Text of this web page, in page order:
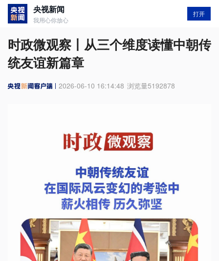
央视新闻
我用心你放心
打开
时政微观察丨从三个维度读懂中朝传
统友谊新篇章
2026-06-10 16:14:48 浏览量5192878